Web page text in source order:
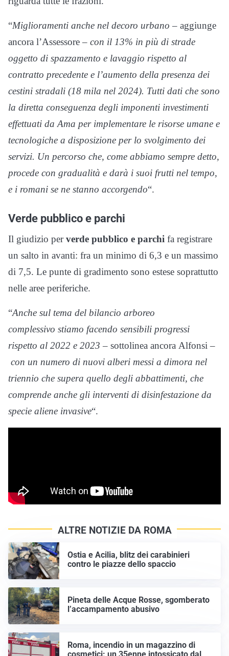
“Miglioramenti anche nel decoro urbano – aggiunge
ancora l’Assessore – con il 13% in più di strade
oggetto di spazzamento e lavaggio rispetto al
contratto precedente e l’aumento della presenza dei
cestini stradali (18 mila nel 2024). Tutti dati che sono
la diretta conseguenza degli imponenti investimenti
effettuati da Ama per implementare le risorse umane e
tecnologiche a disposizione per lo svolgimento dei
servizi. Un percorso che, come abbiamo sempre detto,
procede con gradualità e darà i suoi frutti nel tempo,
e i romani se ne stanno accorgendo“.
Verde pubblico e parchi
Il giudizio perverde pubblico e parchi fa registrare
un salto in avanti: fra un minimo di 6,3 e un massimo
di 7,5. Le punte di gradimento sono estese soprattutto
nelle aree periferiche.
“Anche sul tema del bilancio arboreo
complessivo stiamo facendo sensibili progressi
rispetto al 2022 e 2023 – sottolinea ancora Alfonsi –
con un numero di nuovi alberi messi a dimora nel
triennio che supera quello degli abbattimenti, che
comprende anche gli interventi di disinfestazione da
specie aliene invasive“.
ALTRE NOTIZIE DA ROMA
Ostia e Acilia, blitz dei carabinieri
contro le piazze dello spaccio
Pineta delle Acque Rosse, sgomberato
l’accampamento abusivo
Roma, incendio in un magazzino di